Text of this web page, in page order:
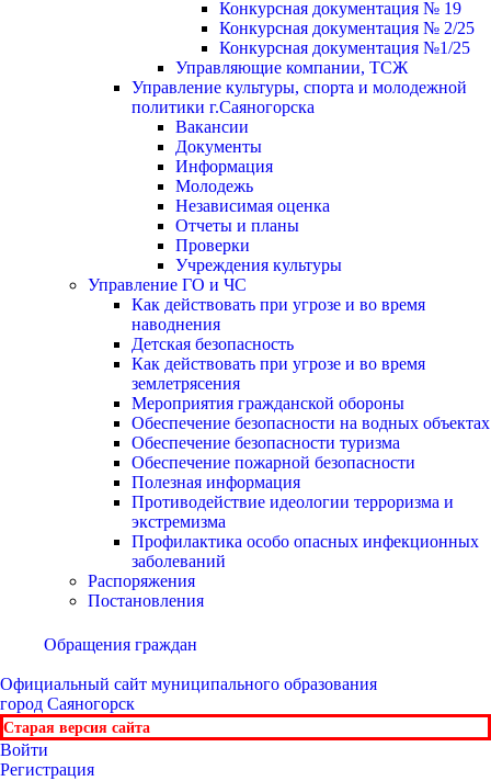
Конкурсная документация № 19
Конкурсная документация № 2/25
Конкурсная документация №1/25
Управляющие компании, ТСЖ
Управление культуры, спорта и молодежной
политики г.Саяногорска
Вакансии
Документы
Информация
Молодежь
Независимая оценка
Отчеты и планы
Проверки
Учреждения культуры
Управление ГО и ЧС
Как действовать при угрозе и во время
наводнения
Детская безопасность
Как действовать при угрозе и во время
землетрясения
Мероприятия гражданской обороны
Обеспечение безопасности на водных объектах
Обеспечение безопасности туризма
Обеспечение пожарной безопасности
Полезная информация
Противодействие идеологии терроризма и
экстремизма
Профилактика особо опасных инфекционных
заболеваний
Распоряжения
Постановления
Обращения граждан
Официальный сайт муниципального образования
город Саяногорск
Старая версия сайта
Войти
Регистрация